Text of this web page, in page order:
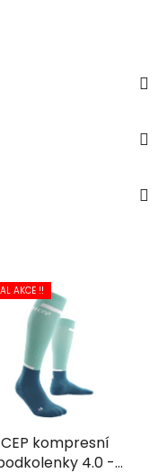
AKCE !!
CEP kompresní
4.0 -